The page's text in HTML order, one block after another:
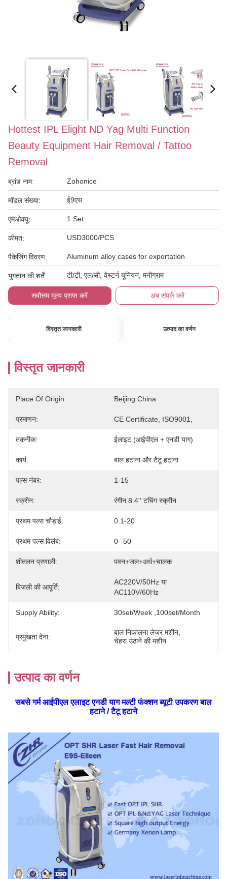
Hottest IPL Elight ND Yag Multi Function
Beauty Equipment Hair Removal / Tattoo
Removal
ब्रांड नाम: Zohonice
मॉडल संख्या: ई9एस
एमओक्यू: 1 Set
कीमत: USD3000/PCS
पैकेजिंग विवरण: Aluminum alloy cases for exportation
भुगतान की शर्तें: टी/टी, एल/सी, वेस्टर्न यूनियन, मनीग्राम
सर्वोत्तम मूल्य प्राप्त करें अब संपर्क करें
विस्तृत जानकारी उत्पाद का वर्णन
विस्तृत जानकारी
Place Of Origin: Beijing China
प्रमाणन: CE Certificate, ISO9001,
तकनीक: ईलाइट (आईपीएल + एनडी याग)
कार्य: बाल हटाना और टैटू हटाना
पल्स नंबर: 1-15
स्क्रीन: रंगीन 8.4'' टचिंग स्क्रीन
प्रथम पल्स चौड़ाई: 0.1-20
प्रथम पल्स विलंब: 0--50
शीतलन प्रणाली: पवन+जल+अर्ध+चालक
बिजली की आपूर्ति:
AC220V/50Hz या
AC110V/60Hz
Supply Ability: 30set/week ,100set/Month
प्रमुखता देना:
बाल निकालना लेजर मशीन
चेहरा उठाने की मशीन
उत्पाद का वर्णन
सबसे गर्म आईपीएल एलाइट एनडी याग मल्टी फंक्शन ब्यूटी उपकरण बाल
हटाने / टैटू हटाने